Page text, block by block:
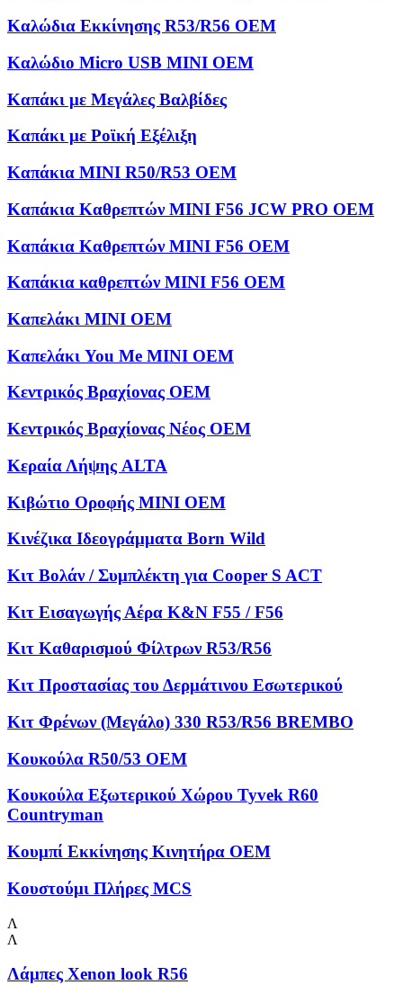
Καλώδια Εκκίνησης R53/R56 OEM
Καλώδιο Micro USB MINI OEM
Καπάκι με Μεγάλες Βαλβίδες
Καπάκι με Ροϊκή Εξέλιξη
Καπάκια MINI R50/R53 OEM
Καπάκια Καθρεπτών MINI F56 JCW PRO OEM
Καπάκια Καθρεπτών MINI F56 OEM
Καπάκια καθρεπτών MINI F56 OEM
Καπελάκι MINI OEM
Καπελάκι You Me MINI OEM
Κεντρικός Βραχίονας OEM
Κεντρικός Βραχίονας Νέος OEM
Κεραία Λήψης ALTA
Κιβώτιο Οροφής MINI OEM
Κινέζικα Ιδεογράμματα Born Wild
Κιτ Βολάν / Συμπλέκτη για Cooper S ACT
Κιτ Εισαγωγής Αέρα K&N F55 / F56
Κιτ Καθαρισμού Φίλτρων R53/R56
Κιτ Προστασίας του Δερμάτινου Εσωτερικού
Κιτ Φρένων (Μεγάλο) 330 R53/R56 BREMBO
Κουκούλα R50/53 OEM
Κουκούλα Εξωτερικού Χώρου Tyvek R60
Countryman
Κουμπί Εκκίνησης Κινητήρα OEM
Κουστούμι Πλήρες MCS
Λ
Λ
Λάμπες Xenon look R56